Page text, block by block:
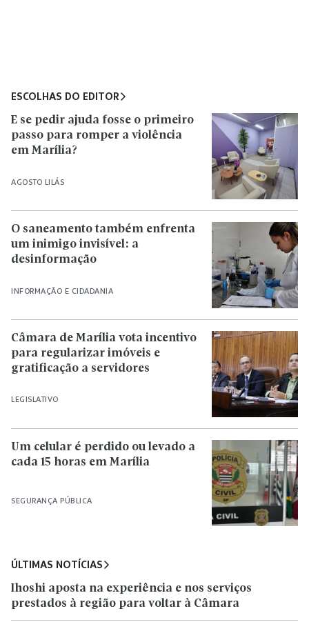
ESCOLHAS DO EDITOR
AGOSTO LILÁS
E se pedir ajuda fosse o primeiro
passo para romper a violência
em Marília?
INFORMAÇÃO E CIDADANIA
O saneamento também enfrenta
um inimigo invisível: a
desinformação
LEGISLATIVO
Câmara de Marília vota incentivo
para regularizar imóveis e
gratificação a servidores
SEGURANÇA PÚBLICA
Um celular é perdido ou levado a
cada 15 horas em Marília
ÚLTIMAS NOTÍCIAS
Ihoshi aposta na experiência e nos serviços
prestados à região para voltar à Câmara